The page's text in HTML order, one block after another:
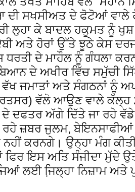
ਦੀ ਸਖਸੀਅਤ ਦੇ ਫੋਟੋਆਂ ਵਾਲੇ
ਲੁਹਾ ਕੇ ਬਾਦਲ ਹਕੂਮਤ ਨੂੰ
ਅਤੇ ਹੋਰਾਂ ਉੱਤੇ ਝੂਠੇ ਕੇਸ
ਧਰਤੀ ਦੇ ਮਾਹੌਲ ਨੂੰ ਗੰਧਲਾ
ਦੇ ਅਖੀਰ ਵਿੱਚ ਸਮੁੱਚੀ
ਜਮਾਤਾਂ ਅਤੇ ਸੰਗਠਨਾਂ ਨੂੰ
ਵੱਲੋ ਆਉਣ ਵਾਲੇ ਕੱਲ੍ਹ
ਦੇ ਦਫਤਰ ਅੱਗੇ ਦਿੱਤੇ ਜਾ ਰਹੇ
ਰਹੇ ਜ਼ਬਰ ਜੁਲਮ, ਬੇਇਨਸਾਫੀਆਂ
ਨਹੀਂ ਕਰਨਗੇ। ਉਨ੍ਹਾ ਮੰਗ
ਫਿਰ ਇਸ ਅਤਿ ਸੰਜੀਦਾ ਮੁੱਦੇ
ਲਈ ਜਿ਼ਲ੍ਹਾ ਨਿਜ਼ਾਮ